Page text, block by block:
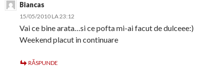
Biancas
15/05/2010 LA 23:12
Vai ce bine arata…si ce pofta mi-ai facut de dulceee:)
Weekend placut in continuare
RĂSPUNDE